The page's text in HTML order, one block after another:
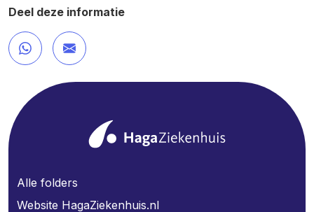
Deel deze informatie
Alle folders
Website HagaZiekenhuis.nl